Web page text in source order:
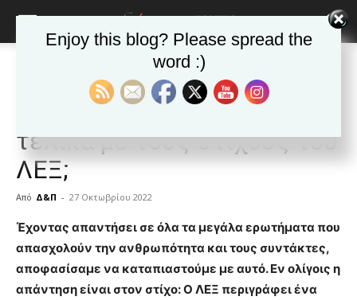
Δημοφιλή άρθρα
Ποιοι και γιατί ταυτίζονται
τελικά με τους στίχους του
ΛΕΞ;
Από Δ&Π - 27 Οκτωβρίου 2022
blonde
lesbians
hot
cam
Έχοντας απαντήσει σε όλα τα μεγάλα ερωτήματα που
απασχολούν την ανθρωπότητα και τους συντάκτες,
αποφασίσαμε να καταπιαστούμε με αυτό. Εν ολίγοις η
απάντηση είναι στον στίχο: Ο ΛΕΞ περιγράφει ένα
Enjoy this blog? Please spread the
word :)